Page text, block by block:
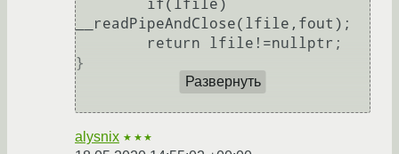
__readPipeAndClose(lfile,fout);
}
Развернуть
alysnix ★★★